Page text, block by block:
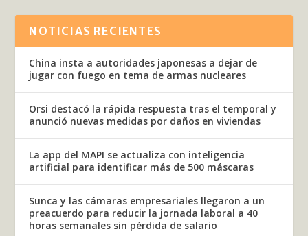
NOTICIAS RECIENTES
China insta a autoridades japonesas a dejar de
jugar con fuego en tema de armas nucleares
Orsi destacó la rápida respuesta tras el temporal y
anunció nuevas medidas por daños en viviendas
La app del MAPI se actualiza con inteligencia
artificial para identificar más de 500 máscaras
Sunca y las cámaras empresariales llegaron a un
preacuerdo para reducir la jornada laboral a 40
horas semanales sin pérdida de salario